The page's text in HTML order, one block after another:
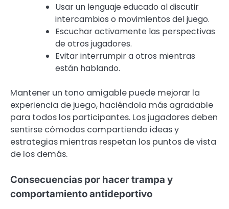
Usar un lenguaje educado al discutir
intercambios o movimientos del juego.
Escuchar activamente las perspectivas
de otros jugadores.
Evitar interrumpir a otros mientras
están hablando.
Mantener un tono amigable puede mejorar la
experiencia de juego, haciéndola más agradable
para todos los participantes. Los jugadores deben
sentirse cómodos compartiendo ideas y
estrategias mientras respetan los puntos de vista
de los demás.
Consecuencias por hacer trampa y
comportamiento antideportivo